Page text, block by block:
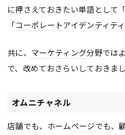
に押さえておきたい単語として「
「コーポレートアイデンティテ
共に、 マーケティング分野では
で、改めておさらいしておきまし
オムニチャネル
店舗でも、ホームページでも、